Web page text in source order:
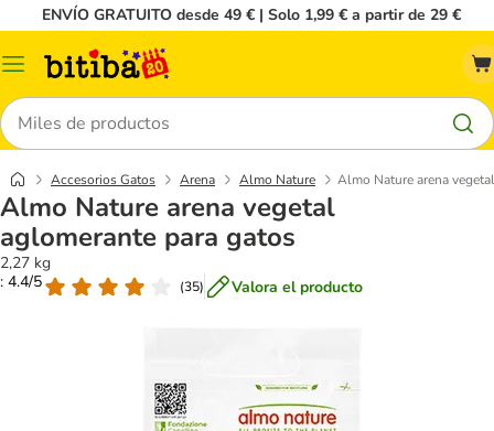
ENVÍO GRATUITO desde 49 € | Solo 1,99 € a partir de 29 €
Menú
Buscar
Accesorios Gatos Arena Almo Nature Almo Nature arena
Almo Nature arena vegetal
aglomerante para gatos
2,27 kg
: 4.4/5
(35) Valora el producto